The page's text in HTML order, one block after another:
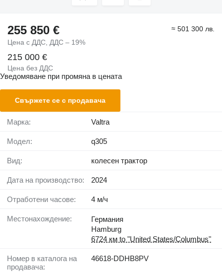
255 850 €
Цена с ДДС, ДДС – 19%
≈ 501 300 лв.
215 000 €
Цена без ДДС
Уведомяване при промяна в цената
Свържете се с продавача
Марка: Valtra
Модел: q305
Вид: колесен трактор
Дата на производство: 2024
Отработени часове: 4 м/ч
Местонахождение:
Германия
Hamburg
6724 км to "United States/Columbus"
Номер в каталога на
продавача:
46618-DDHB8PV